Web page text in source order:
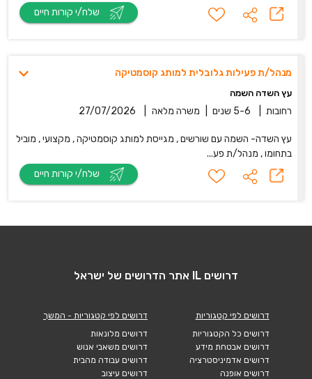
מנהל/ת פעילות גלובלית למותג קוסמטיקה
עץ השדה השמה
רחובות 5-6 שנים משרה מלאה 27/07/2026
עץ השדה- השמה עם שורשים , מגייסת למותג קוסמטיקה , מקצועי , מוביל
בתחומו , מנהל/ת פע...
דרושים IL אתר הדרושים של ישראל
דרושים לפי קטגוריות
דרושים כל הקטגוריות
דרושים אבטחת מידע
דרושים אדמיניסטרציה
דרושים אופנה
דרושים לפי קטגוריות - המשך
דרושים מלונאות
דרושים משאבי אנוש
דרושים עבודה מהבית
דרושים עיצוב